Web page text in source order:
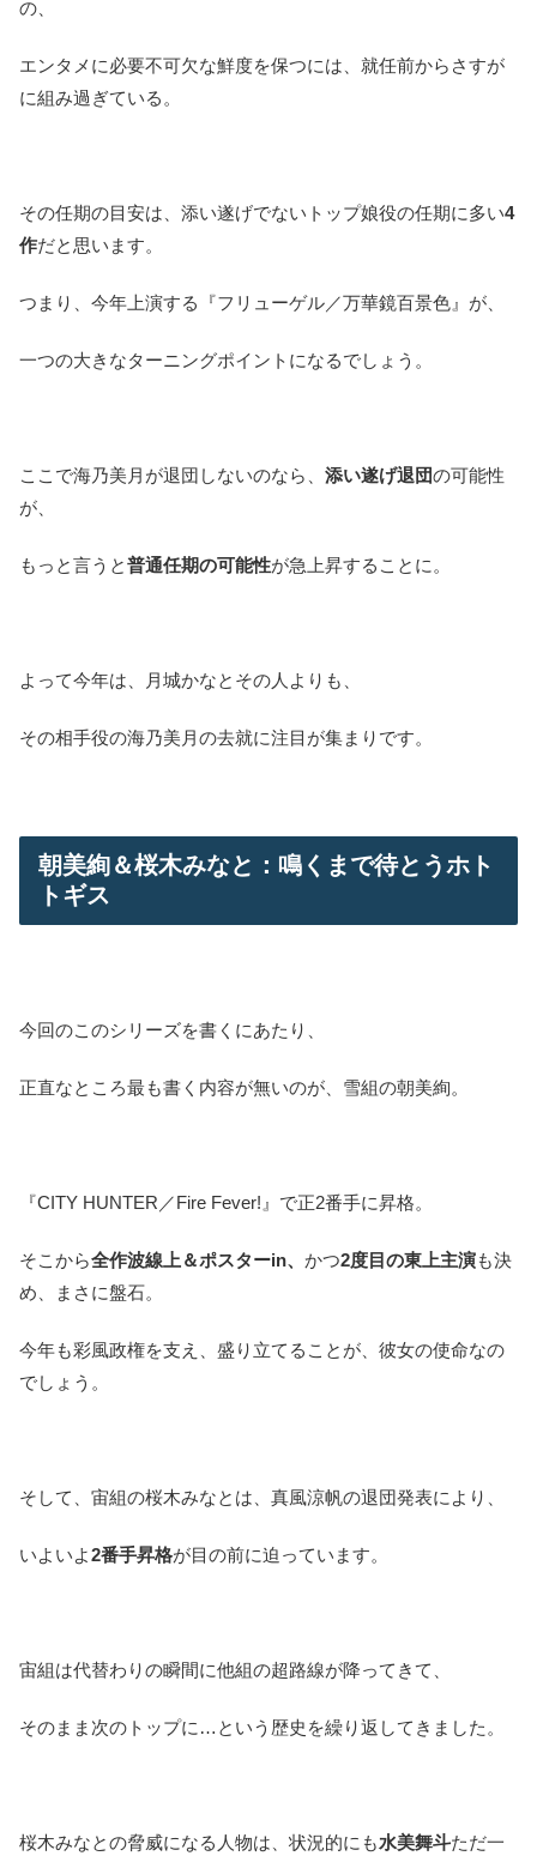
の、
エンタメに必要不可欠な鮮度を保つには、就任前からさすが
に組み過ぎている。
その任期の目安は、添い遂げでないトップ娘役の任期に多い4
作だと思います。
つまり、今年上演する『フリューゲル／万華鏡百景色』が、
一つの大きなターニングポイントになるでしょう。
ここで海乃美月が退団しないのなら、 添い遂げ退団の可能性
が、
もっと言うと普通任期の可能性が急上昇することに。
よって今年は、月城かなとその人よりも、
その相手役の海乃美月の去就に注目が集まりです。
朝美絢＆桜木みなと：鳴くまで待とうホト
トギス
今回のこのシリーズを書くにあたり、
正直なところ最も書く内容が無いのが、雪組の朝美絢。
『CITY HUNTER／Fire Fever!』で正2番手に昇格。
そこから全作波線上＆ポスターin、 かつ2度目の東上主演も決
め、まさに盤石。
今年も彩風政権を支え、盛り立てることが、彼女の使命なの
でしょう。
そして、宙組の桜木みなとは、真風涼帆の退団発表により、
いよいよ2番手昇格が目の前に迫っています。
宙組は代替わりの瞬間に他組の超路線が降ってきて、
そのまま次のトップに…という歴史を繰り返してきました。
桜木みなとの脅威になる人物は、状況的にも水美舞斗ただ一